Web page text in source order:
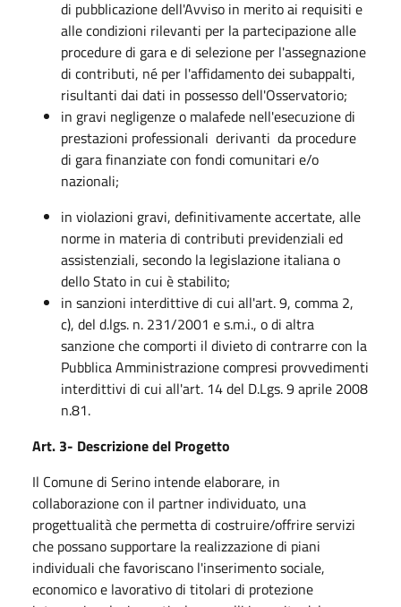
di pubblicazione dell'Avviso in merito ai requisiti e
alle condizioni rilevanti per la partecipazione alle
procedure di gara e di selezione per l'assegnazione
di contributi, né per l'affidamento dei subappalti,
risultanti dai dati in possesso dell'Osservatorio;
in gravi negligenze o malafede nell'esecuzione di
prestazioni professionali derivanti da procedure
di gara finanziate con fondi comunitari e/o
nazionali;
in violazioni gravi, definitivamente accertate, alle
norme in materia di contributi previdenziali ed
assistenziali, secondo la legislazione italiana o
dello Stato in cui è stabilito;
in sanzioni interdittive di cui all'art. 9, comma 2,
c), del d.lgs. n. 231/2001 e s.m.i., o di altra
sanzione che comporti il divieto di contrarre con la
Pubblica Amministrazione compresi provvedimenti
interdittivi di cui all'art. 14 del D.Lgs. 9 aprile 2008
n.81.
Art. 3- Descrizione del Progetto
Il Comune di Serino intende elaborare, in
collaborazione con il partner individuato, una
progettualità che permetta di costruire/offrire servizi
che possano supportare la realizzazione di piani
individuali che favoriscano l'inserimento sociale,
economico e lavorativo di titolari di protezione